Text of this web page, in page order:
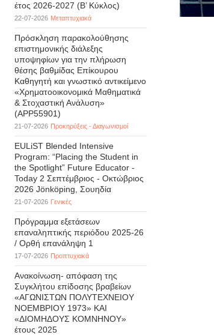
έτος 2026-2027 (B’ Kύκλος)
22-07-2026 Μεταπτυχιακά
Πρόσκληση παρακολούθησης
επιστημονικής διάλεξης
υποψηφίων για την πλήρωση
θέσης βαθμίδας Επίκουρου
Καθηγητή και γνωστικό αντικείμενο
«Χρηματοοικονομικά Μαθηματικά
& Στοχαστική Ανάλυση»
(APP55901)
21-07-2026 Προκηρύξεις - Διαγωνισμοί
EULiST Blended Intensive
Program: “Placing the Student in
the Spotlight” Future Educator -
Today 2 Σεπτέμβριος - Οκτώβριος
2026 Jönköping, Σουηδία
21-07-2026 Γενικές
Πρόγραμμα εξετάσεων
επαναληπτικής περιόδου 2025-26
/ Ορθή επανάληψη 1
17-07-2026 Προπτυχιακά
Ανακοίνωση- απόφαση της
Συγκλήτου επίδοσης βραβείων
«ΑΓΩΝΙΣΤΩΝ ΠΟΛΥΤΕΧΝΕΙΟΥ
ΝΟΕΜΒΡΙΟΥ 1973» ΚΑΙ
«ΔΙΟΜΗΔΟΥΣ ΚΟΜΝΗΝΟΥ»
έτους 2025